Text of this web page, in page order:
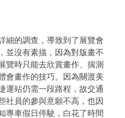
細的調查，導致到了展覽會
並沒有素描，因為對版畫不
覽時只能去欣賞畫作、揣測
會畫作的技巧。因為關渡美
運站仍需一段路程，故交通
社員的參與意願不高，也因
專車假日停駛，白花了時間